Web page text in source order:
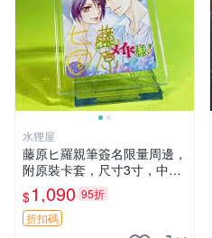
水狸屋
藤原ヒ羅親筆簽名限量周邊，
附原裝卡套，尺寸3寸，中古
輕瑕 會長大人 親筆 簽名 周
邊 卡套 3寸 中古初瑕
$1,090 95折
折扣碼